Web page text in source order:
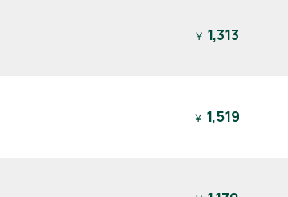
￥ 1,313
￥ 1,519